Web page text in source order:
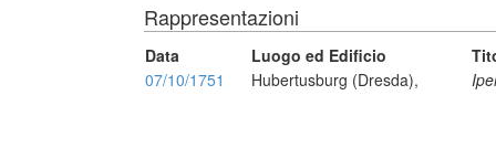
Rappresentazioni
Data Luogo ed Edificio
07/10/1751
Hubertusburg (Dresda),